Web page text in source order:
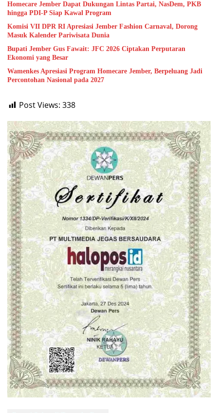
Homecare Jember Dapat Dukungan Lintas Partai, NasDem, PKB
hingga PDI-P Siap Kawal Program
Komisi VII DPR RI Apresiasi Jember Fashion Carnaval, Dorong
Masuk Kalender Pariwisata Dunia
Bupati Jember Gus Fawait: JFC 2026 Ciptakan Perputaran
Ekonomi yang Besar
Wamenkes Apresiasi Program Homecare Jember, Berpeluang Jadi
Percontohan Nasional pada 2027
Post Views: 338